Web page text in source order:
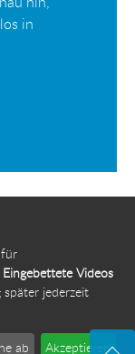
in
Videos
später jederzeit
ab Akzeptieren